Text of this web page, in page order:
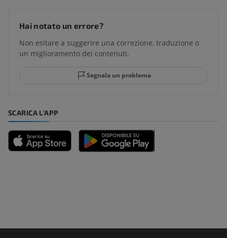
Hai notato un errore?
Non esitare a suggerire una correzione, traduzione o
un miglioramento dei contenuti.
Segnala un problema
SCARICA L'APP